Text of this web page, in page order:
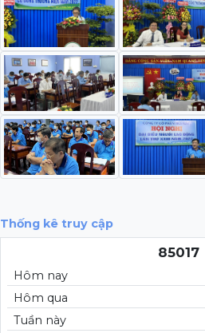
Thống kê truy cập
85017
Hôm nay
Hôm qua
Tuần này